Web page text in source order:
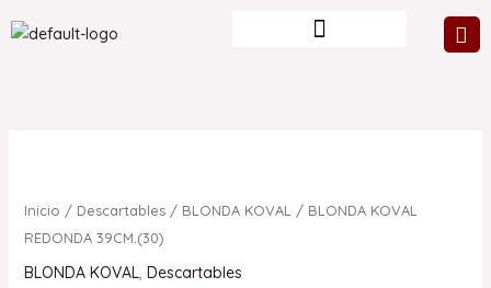
al
Inicio / Descartables/ BLONDA KOVAL
/ BLONDA KOVAL
REDONDA 39CM.(30)
BLONDA KOVAL, Descartables